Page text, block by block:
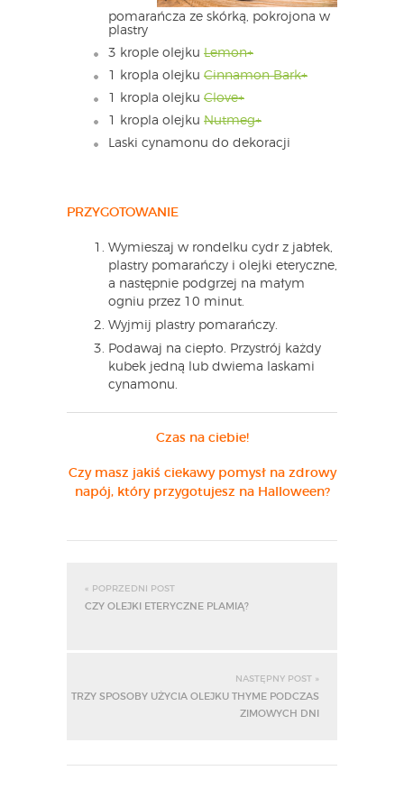
pomarańcza ze skórką, pokrojona w
plastry
3 krople olejku Lemon+
1 kropla olejku Cinnamon Bark+
1 kropla olejku Clove+
1 kropla olejku Nutmeg+
Laski cynamonu do dekoracji
PRZYGOTOWANIE
Wymieszaj w rondelku cydr z jabłek,
plastry pomarańczy i olejki eteryczne,
a następnie podgrzej na małym
ogniu przez 10 minut.
Wyjmij plastry pomarańczy.
Podawaj na ciepło. Przystrój każdy
kubek jedną lub dwiema laskami
cynamonu.
Czas na ciebie!
Czy masz jakiś ciekawy pomysł na zdrowy
napój, który przygotujesz na Halloween?
« POPRZEDNI POST
CZY OLEJKI ETERYCZNE PLAMIĄ?
NASTĘPNY POST »
TRZY SPOSOBY UŻYCIA OLEJKU THYME PODCZAS
ZIMOWYCH DNI